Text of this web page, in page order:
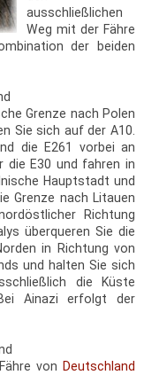
ausschließlichen
Weg mit der Fähre
der beiden
Grenze nach Polen
Sie sich auf der A10.
die E261 vorbei an
die E30 und fahren in
Hauptstadt und
Grenze nach Litauen
Richtung
überqueren Sie die
in Richtung von
und halten Sie sich
die Küste
Ainazi erfolgt der
von Deutschland